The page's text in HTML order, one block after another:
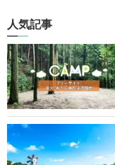
人気記事